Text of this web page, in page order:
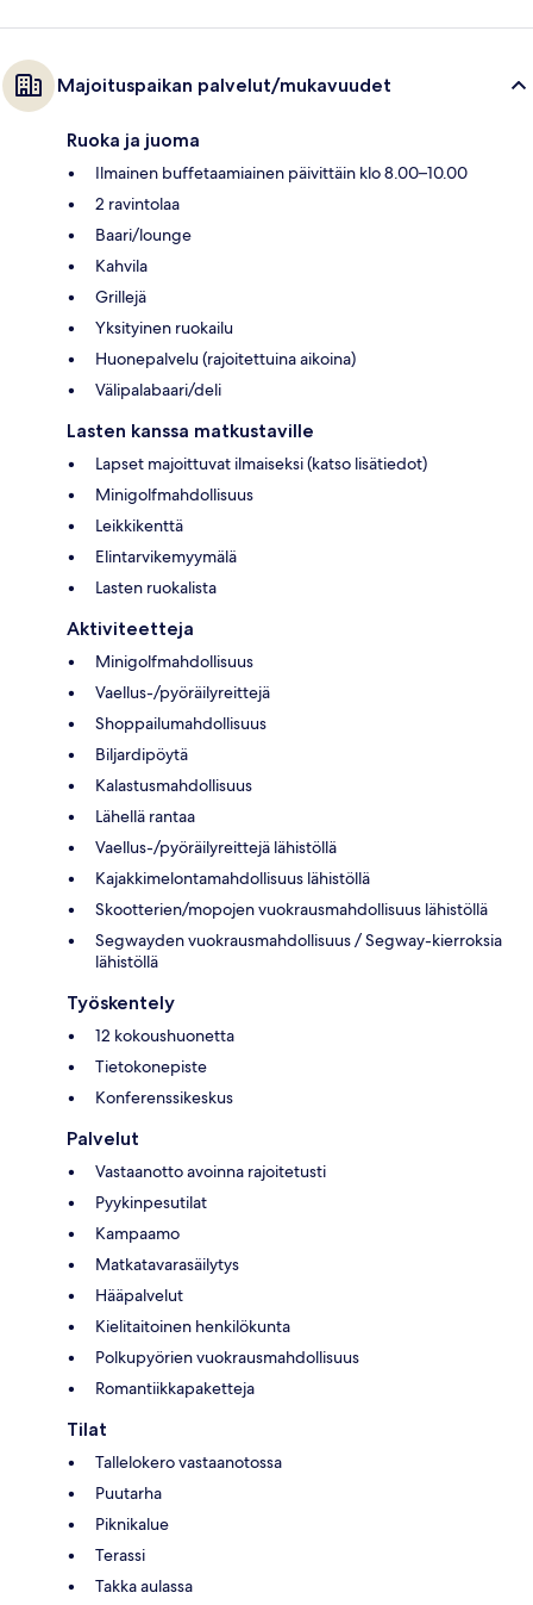
Majoituspaikan palvelut/mukavuudet
Ruoka ja juoma
Ilmainen buffetaamiainen päivittäin klo 8.00–10.00
2 ravintolaa
Baari/lounge
Kahvila
Grillejä
Yksityinen ruokailu
Huonepalvelu (rajoitettuina aikoina)
Välipalabaari/deli
Lasten kanssa matkustaville
Lapset majoittuvat ilmaiseksi (katso lisätiedot)
Minigolfmahdollisuus
Leikkikenttä
Elintarvikemyymälä
Lasten ruokalista
Aktiviteetteja
Minigolfmahdollisuus
Vaellus-/pyöräilyreittejä
Shoppailumahdollisuus
Biljardipöytä
Kalastusmahdollisuus
Lähellä rantaa
Vaellus-/pyöräilyreittejä lähistöllä
Kajakkimelontamahdollisuus lähistöllä
Skootterien/mopojen vuokrausmahdollisuus lähistöllä
Segwayden vuokrausmahdollisuus / Segway-kierroksia
lähistöllä
Työskentely
12 kokoushuonetta
Tietokonepiste
Konferenssikeskus
Palvelut
Vastaanotto avoinna rajoitetusti
Pyykinpesutilat
Kampaamo
Matkatavarasäilytys
Hääpalvelut
Kielitaitoinen henkilökunta
Polkupyörien vuokrausmahdollisuus
Romantiikkapaketteja
Tilat
Tallelokero vastaanotossa
Puutarha
Piknikalue
Terassi
Takka aulassa